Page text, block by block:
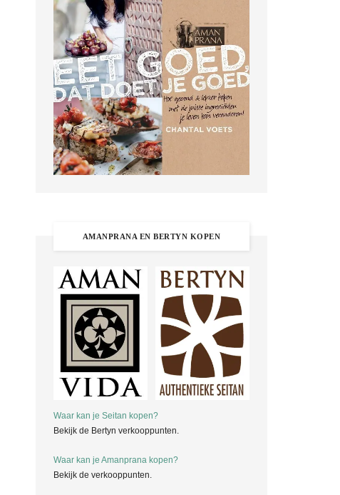
AMANPRANA EN BERTYN KOPEN
Waar kan je Seitan kopen?
Bekijk de Bertyn verkooppunten.
Waar kan je Amanprana kopen?
Bekijk de verkooppunten.